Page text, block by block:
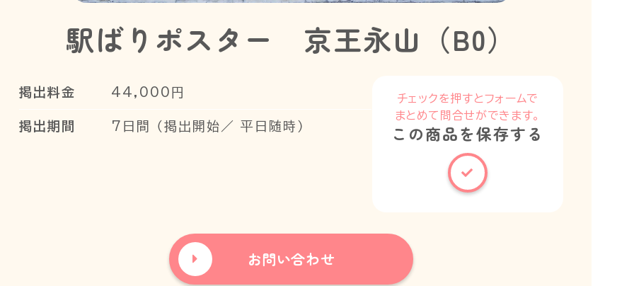
駅ばりポスター 京王永山（B0）
掲出料金 44,000円
掲出期間 7日間 （掲出開始／ 平日随時）
チェックを押すとフォームで
まとめて問合せができます。
この商品を保存する
お問い合わせ